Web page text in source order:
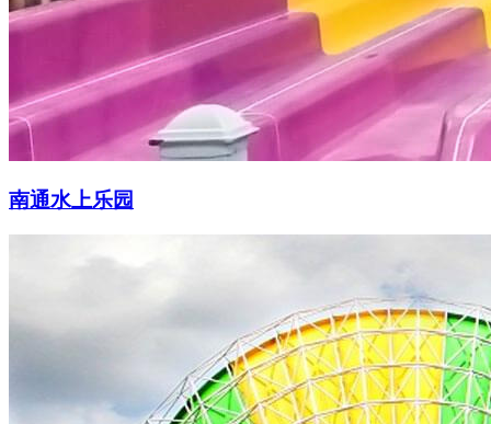
南通水上乐园